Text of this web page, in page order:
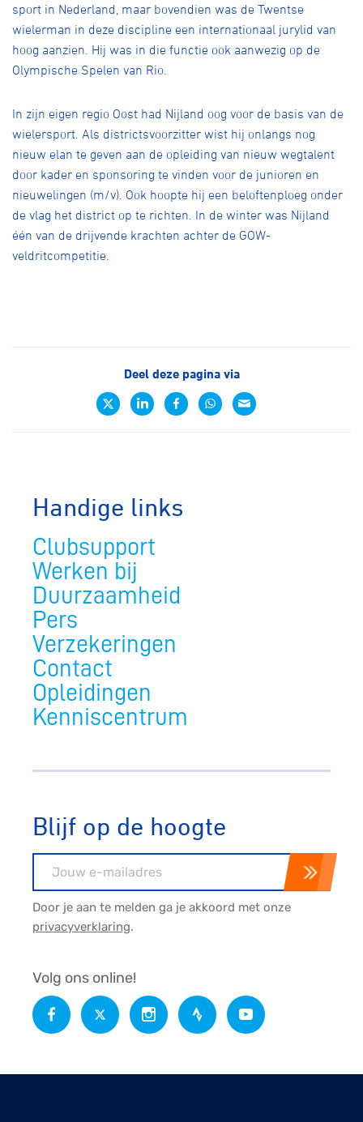
Over ons
Lid worden
sport in Nederland, maar bovendien was de Twentse
wielerman in deze discipline een internationaal jurylid van
hoog aanzien. Hij was in die functie ook aanwezig op de
Olympische Spelen van Rio.
In zijn eigen regio Oost had Nijland oog voor de basis van de
wielersport. Als districtsvoorzitter wist hij onlangs nog
nieuw elan te geven aan de opleiding van nieuw wegtalent
door kader en sponsoring te vinden voor de junioren en
nieuwelingen (m/v). Ook hoopte hij een beloftenploeg onder
de vlag het district op te richten. In de winter was Nijland
één van de drijvende krachten achter de GOW-
veldritcompetitie.
Deel deze pagina via
Handige links
Clubsupport
Werken bij
Duurzaamheid
Pers
Verzekeringen
Contact
Opleidingen
Kenniscentrum
Blijf op de hoogte
Door je aan te melden ga je akkoord met onze
privacyverklaring.
Volg ons online!